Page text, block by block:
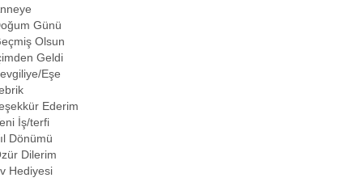
Günü
Olsun
Geldi
Eşe
Ederim
İş/terfi
Dönümü
Dilerim
Hediyesi